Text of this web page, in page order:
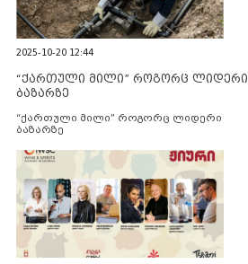
2025-10-20 12:44
“ქართული მილი” როგორც ლიდერი
ბაზარზე
“ქართული მილი” როგორც ლიდერი
ბაზარზე